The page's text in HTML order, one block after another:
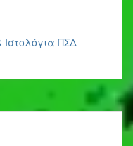
Ιστολόγια ΠΣΔ